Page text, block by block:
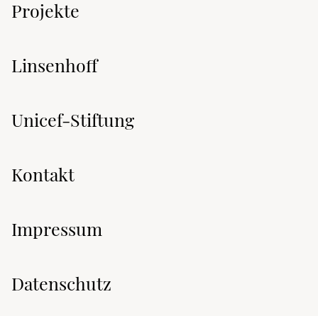
Projekte
Linsenhoff
Unicef-Stiftung
Kontakt
Impressum
Datenschutz